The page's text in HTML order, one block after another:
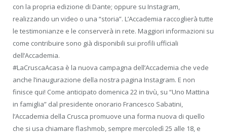
con la propria edizione di Dante; oppure su Instagram,
realizzando un video o una “storia”. L’Accademia raccoglierà tutte
le testimonianze e le conserverà in rete. Maggiori informazioni su
come contribuire sono già disponibili sui profili ufficiali
dell’Accademia.
#LaCruscaAcasa è la nuova campagna dell’Accademia che vede
anche l’inaugurazione della nostra pagina Instagram. E non
finisce qui! Come anticipato domenica 22 in tivù, su “Uno Mattina
in famiglia” dal presidente onorario Francesco Sabatini,
l’Accademia della Crusca promuove una forma nuova di quello
che si usa chiamare flashmob, sempre mercoledì 25 alle 18, e